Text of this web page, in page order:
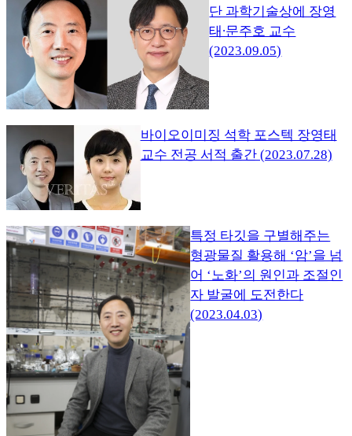
단 과학기술상에 장영
태∙문주호 교수
(2023.09.05)
바이오이미징 석학 포스텍 장영태
교수 전공 서적 출간 (2023.07.28)
특정 타깃을 구별해주는
형광물질 활용해 ‘암’을 넘
어 ‘노화’의 원인과 조절인
자 발굴에 도전한다
(2023.04.03)